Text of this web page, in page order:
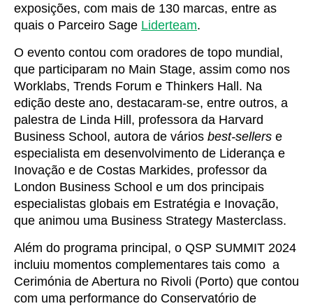
exposições, com mais de 130 marcas, entre as
quais o Parceiro Sage Liderteam.
O evento contou com oradores de topo mundial,
que participaram no Main Stage, assim como nos
Worklabs, Trends Forum e Thinkers Hall. Na
edição deste ano, destacaram-se, entre outros, a
palestra de Linda Hill, professora da Harvard
Business School, autora de vários best-sellers e
especialista em desenvolvimento de Liderança e
Inovação e de Costas Markides, professor da
London Business School e um dos principais
especialistas globais em Estratégia e Inovação,
que animou uma Business Strategy Masterclass.
Além do programa principal, o QSP SUMMIT 2024
incluiu momentos complementares tais como a
Cerimónia de Abertura no Rivoli (Porto) que contou
com uma performance do Conservatório de